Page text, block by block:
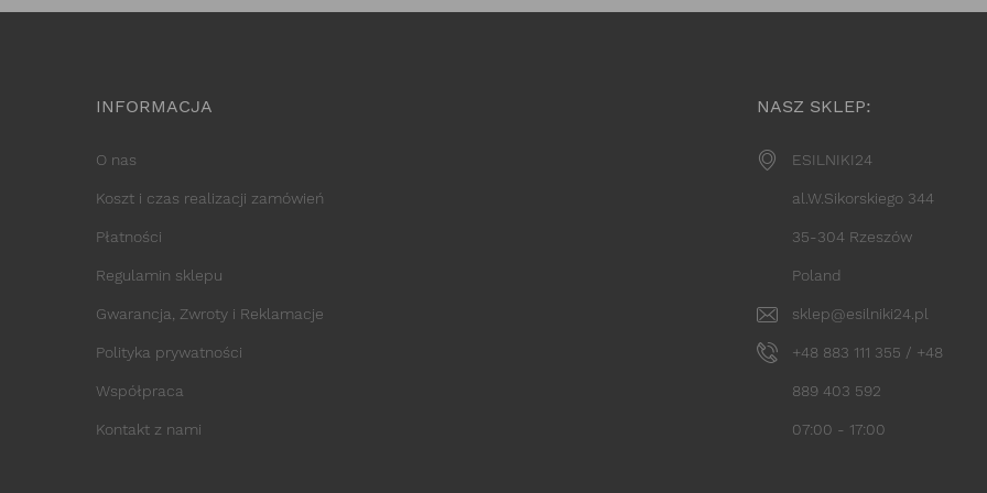
INFORMACJA
O nas
Koszt i czas realizacji zamówień
Płatności
Regulamin sklepu
Gwarancja, Zwroty i Reklamacje
Polityka prywatności
Współpraca
Kontakt z nami
NASZ SKLEP:
ESILNIKI24
al.W.Sikorskiego 344
35-304 Rzeszów
Poland
sklep@esilniki24.pl
+48 883 111 355 / +48
889 403 592
07:00 - 17:00